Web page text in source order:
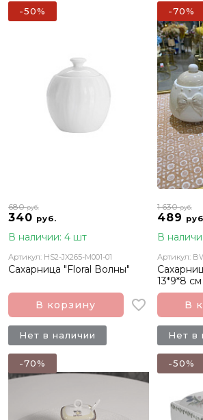
340 руб.
680руб.
В наличии: 4 шт
Артикул: HS2-JX265-M001-01
Сахарница "Floral Волны"
В корзину
-50%
489
1 630руб.
В
Артикул:
13*9*8
В
-70%
Нет в наличии
-70%
Нет в
-50%